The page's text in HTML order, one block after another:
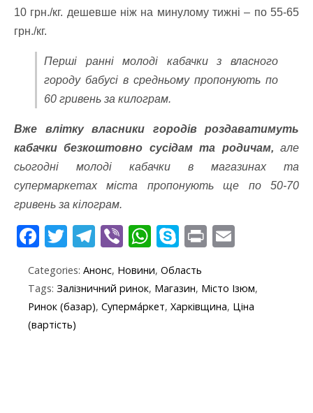
10 грн./кг. дешевше ніж на минулому тижні – по 55-65
грн./кг.
Перші ранні молоді кабачки з власного
городу бабусі в средньому пропонують по
60 гривень за килограм.
Вже влітку власники городів роздаватимуть
кабачки безкоштовно сусідам та родичам, але
сьогодні молоді кабачки в магазинах та
супермаркетах міста пропонують ще по 50-70
гривень за кілограм.
F
e
b
o
T
itt
er
T
e
gr
Vi
er
W
at
s
S
y
p
Pr
t ai
l
Categories: Анонс, Новини, Область
Tags: Залізничний ринок, Магазин, Місто Ізюм,
Ринок (базар), Суперма́ркет, Харківщина, Ціна
(вартість)